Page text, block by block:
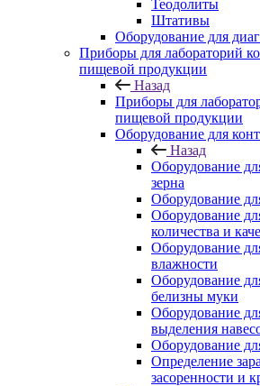
Теодолиты
Штативы
Оборудование для
Приборы для лабораторий
пищевой продукции
Назад
Приборы для
пищевой продукции
Оборудование для
Назад
Оборудование
зерна
Оборудование
Оборудование
количества и
Оборудование
влажности
Оборудование
белизны муки
Оборудование
выделения
Оборудование
Определение
засоренности и